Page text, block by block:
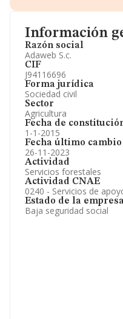
Información
Razón social
Adaweb S.c.
CIF
J94116696
Forma jurídica
Sociedad civil
Sector
Agricultura
Fecha de
1-1-2015
Fecha último cambio
26-11-2023
Actividad
Servicios forestales
Actividad CNAE
0240 - Servicios de
Estado de la
Baja seguridad social
Información oficial